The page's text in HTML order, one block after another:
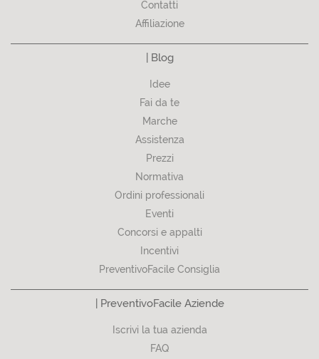
Contatti
Affiliazione
| Blog
Idee
Fai da te
Marche
Assistenza
Prezzi
Normativa
Ordini professionali
Eventi
Concorsi e appalti
Incentivi
PreventivoFacile Consiglia
| PreventivoFacile Aziende
Iscrivi la tua azienda
FAQ